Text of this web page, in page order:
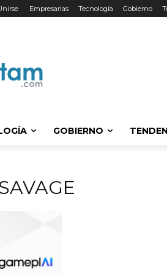
Empresarias Tecnología Gobierno
GOBIERNO